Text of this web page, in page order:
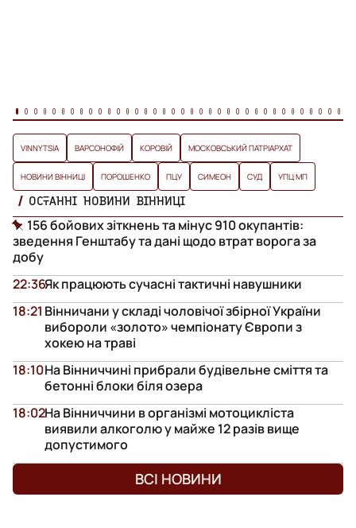
VINNYTSIA ВАРСОНОФІЙ КОРОВІЙ МОСКОВСЬКИЙ ПАТРІАРХАТ
НОВИНИ ВІННИЦІ ПОРОШЕНКО ПЦУ СИМЕОН СУД УПЦ МП
ОСТАННІ НОВИНИ ВІННИЦІ
156 бойових зіткнень та мінус 910 окупантів:
зведення Генштабу та дані щодо втрат ворога за
добу
Як працюють сучасні тактичні навушники
22:36
Вінничани у складі чоловічої збірної України
вибороли «золото» чемпіонату Європи з
хокею на траві
18:21
На Вінниччині прибрали будівельне сміття та
бетонні блоки біля озера
18:10
На Вінниччини в організмі мотоцикліста
виявили алкоголю у майже 12 разів вище
допустимого
18:02
ВСІ НОВИНИ